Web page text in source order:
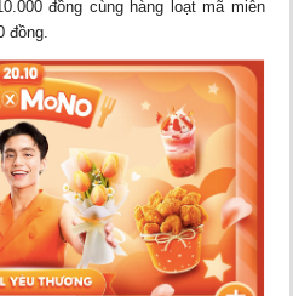
đồng cùng hàng loạt mã miễn
đồng.